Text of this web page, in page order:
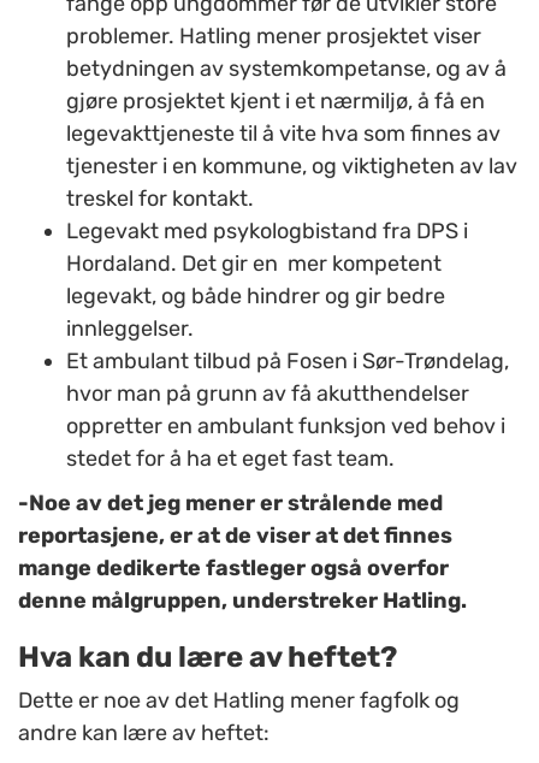
problemer. Hatling mener prosjektet viser
betydningen av systemkompetanse, og av å
gjøre prosjektet kjent i et nærmiljø, å få en
legevakttjeneste til å vite hva som finnes av
tjenester i en kommune, og viktigheten av lav
treskel for kontakt.
Legevakt med psykologbistand fra DPS i
Hordaland. Det gir en mer kompetent
legevakt, og både hindrer og gir bedre
innleggelser.
Et ambulant tilbud på Fosen i Sør-Trøndelag,
hvor man på grunn av få akutthendelser
oppretter en ambulant funksjon ved behov i
stedet for å ha et eget fast team.
-Noe av det jeg mener er strålende med
reportasjene, er at de viser at det finnes
mange dedikerte fastleger også overfor
denne målgruppen, understreker Hatling.
Hva kan du lære av heftet?
Dette er noe av det Hatling mener fagfolk og
andre kan lære av heftet: